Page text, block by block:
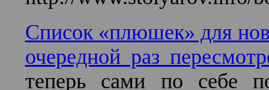
Список «плюшек» для
очередной раз
теперь сами по себе